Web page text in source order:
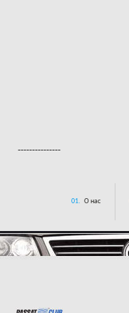
---------------
01. О нас